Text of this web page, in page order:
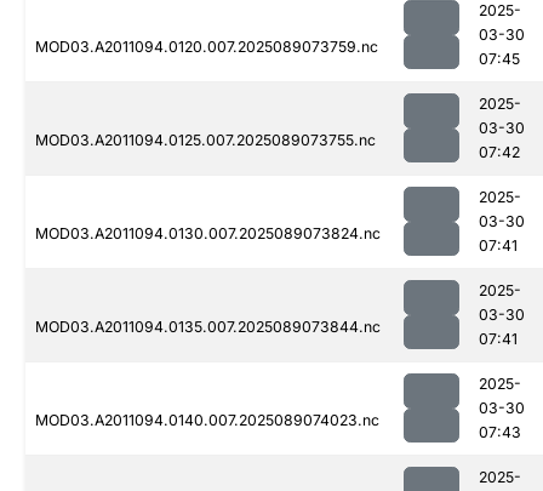
MOD03.A2011094.0120.007.2025089073759.nc
2025-
03-30
07:45
MOD03.A2011094.0125.007.2025089073755.nc
2025-
03-30
07:42
MOD03.A2011094.0130.007.2025089073824.nc
2025-
03-30
07:41
MOD03.A2011094.0135.007.2025089073844.nc
2025-
03-30
07:41
MOD03.A2011094.0140.007.2025089074023.nc
2025-
03-30
07:43
2025-